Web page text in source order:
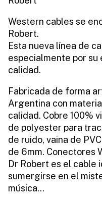
Western cables se
Robert.
Esta nueva línea de
especialmente por
calidad.
Fabricada de forma
Argentina con
calidad. Cobre 100%
de polyester para
de ruido, vaina de
de 6mm. Conectores
Dr Robert es el cable
sumergirse en el
música…